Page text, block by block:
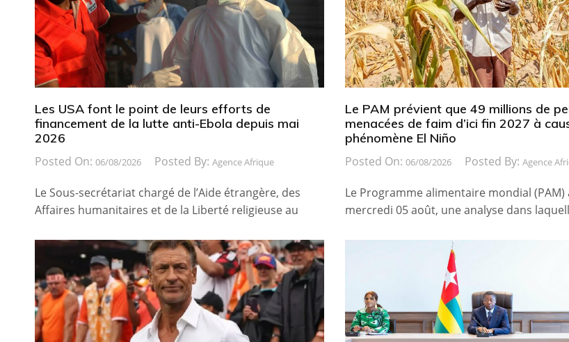
Les USA font le point de leurs efforts de
financement de la lutte anti-Ebola depuis mai
2026
Posted On: 06/08/2026 Posted By: Agence Afrique
Le Sous-secrétariat chargé de l’Aide étrangère, des
Affaires humanitaires et de la Liberté religieuse au
Le PAM prévient que 49 millions de
menacées de faim d’ici fin 2027 à
phénomène El Niño
Posted On: 06/08/2026 Posted By: Agence
Le Programme alimentaire mondial (PAM)
mercredi 05 août, une analyse dans